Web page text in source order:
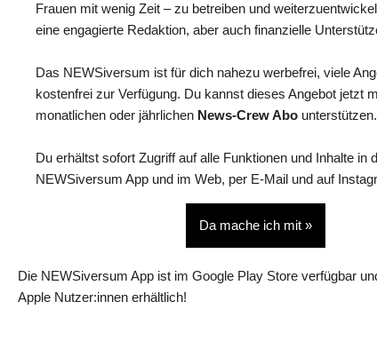
Frauen mit wenig Zeit – zu betreiben und
eine engagierte Redaktion, aber auch finanzielle
Das NEWSiversum ist für dich nahezu werbefrei, viele
kostenfrei zur Verfügung. Du kannst dieses Angebot jetzt
monatlichen oder jährlichen News-Crew Abo unterstützen.
Du erhältst sofort Zugriff auf alle Funktionen und Inhalte in
NEWSiversum App und im Web, per E-Mail und auf
Da mache ich mit »
Die NEWSiversum App ist im Google Play Store verfügbar
Apple Nutzer:innen erhältlich!